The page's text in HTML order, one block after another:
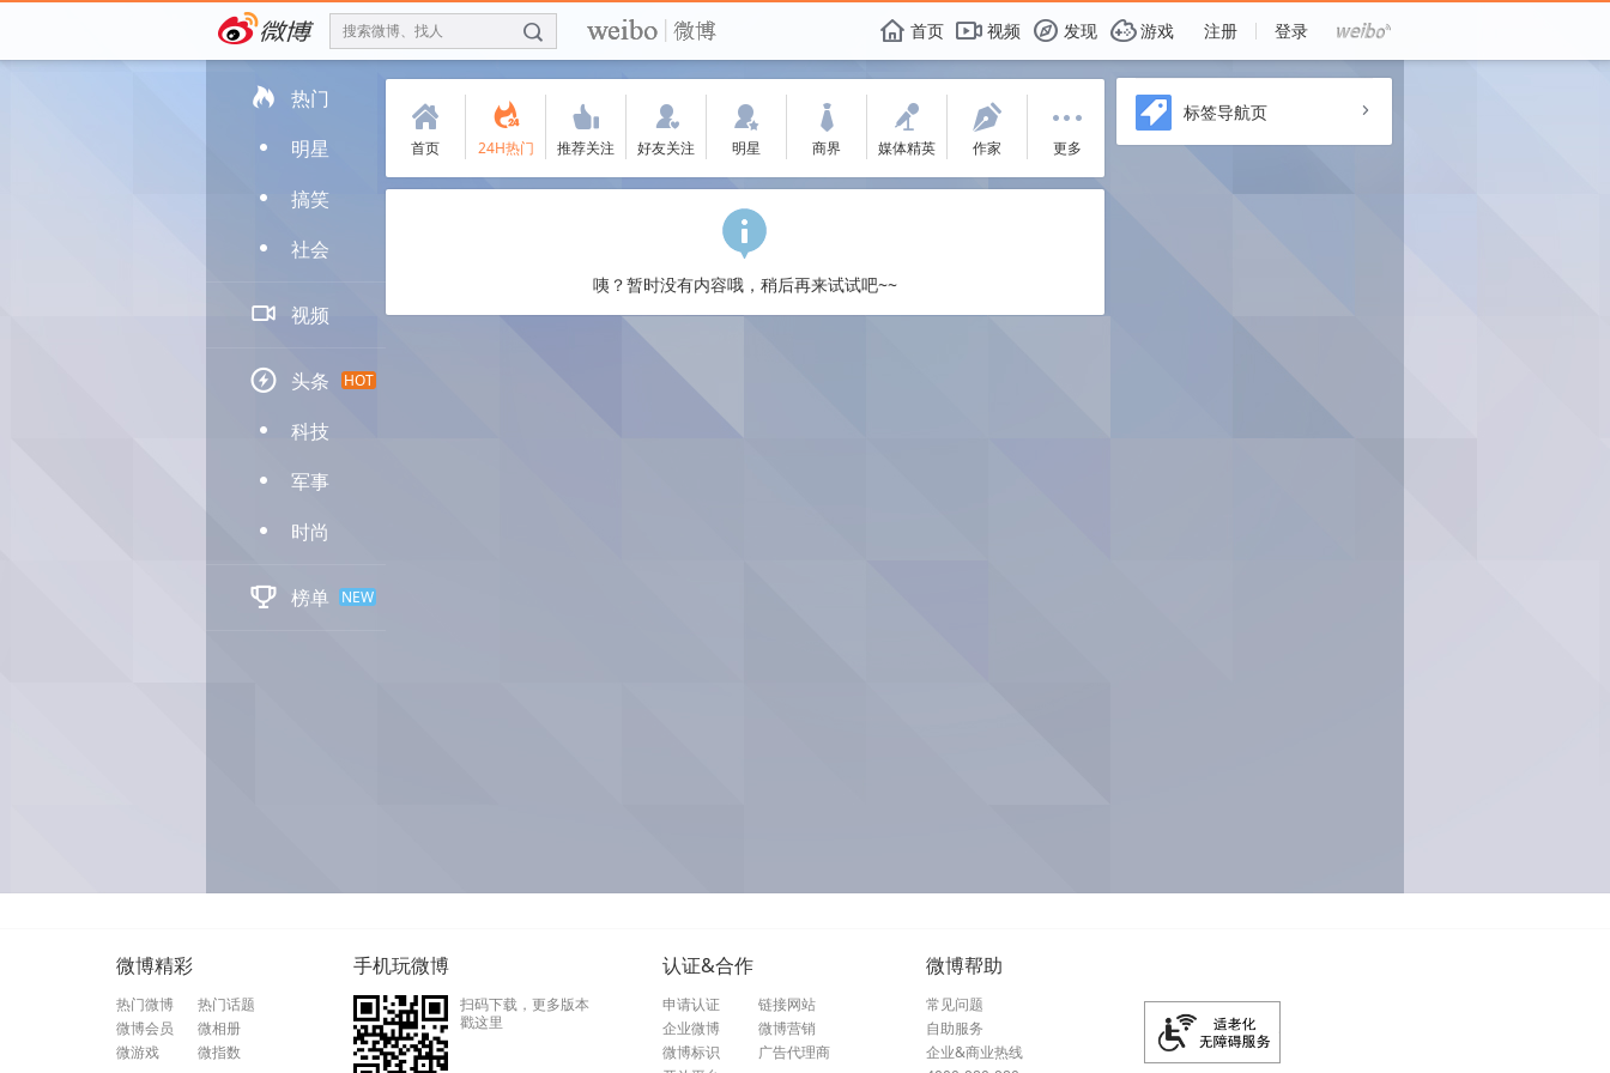
搜索微博、找人 f E 首页  视频 F 发现 G游戏 注册 登录
 热门
D 明星
D 搞笑
D 社会
 视频
 头条 HOT
D 科技
D 军事
D 时尚
 榜单 NEW
(
首页
.
24H热门
'
推荐关注
:
好友关注
w
明星
+
商界
-
媒体精英
X
作家
i
更多
咦？暂时没有内容哦，稍后再来试试吧~~
标签导航页 a
微博精彩
热门微博
热门话题
微博会员
微相册
微游戏
微指数
手机玩微博
扫码下载，更多版本
戳这里
认证&合作
申请认证
链接网站
企业微博
微博营销
微博标识
广告代理商
微博帮助
常见问题
自助服务
企业&商业热线